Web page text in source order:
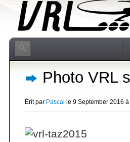
Photo VRL
Érit par Pascal le 9 September 2016